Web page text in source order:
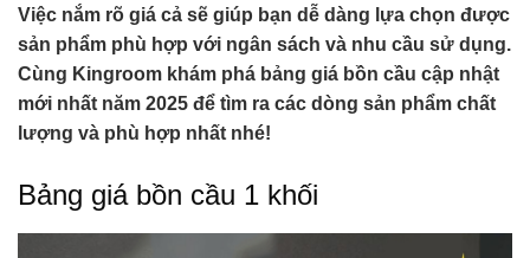
Việc nắm rõ giá cả sẽ giúp bạn dễ dàng lựa chọn được
sản phẩm phù hợp với ngân sách và nhu cầu sử dụng.
Cùng Kingroom khám phá bảng giá bồn cầu cập nhật
mới nhất năm 2025 để tìm ra các dòng sản phẩm chất
lượng và phù hợp nhất nhé!
Bảng giá bồn cầu 1 khối